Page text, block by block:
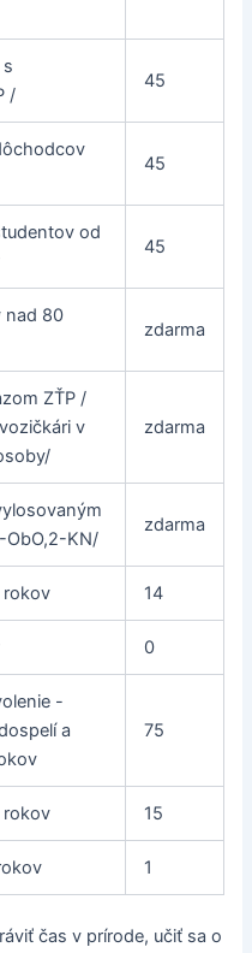
/
45
45
od
45
nad 80
zdarma
ZŤP /
v
zdarma
ObO,2-KN/
zdarma
rokov 14
0
-
a
75
rokov 15
1
čas v prírode, učiť sa o